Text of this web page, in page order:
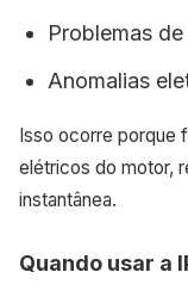
Problemas
Anomalias
Isso ocorre porque
elétricos do motor,
instantânea.
Quando usar a